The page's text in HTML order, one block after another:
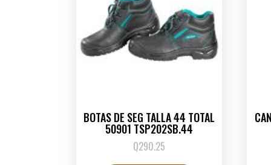
BOTAS DE SEG TALLA 44 TOTAL
50901 TSP202SB.44
Q290.25